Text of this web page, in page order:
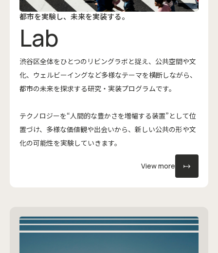
‍都市を実験し、未来を実装する。
Lab
渋谷区全体をひとつのリビングラボと捉え、公共空間や文
化、ウェルビーイングなど多様なテーマを横断しながら、
都市の未来を探求する研究・実装プログラムです。
テクノロジーを“人間的な豊かさを増幅する装置”として位
置づけ、多様な価値観や出会いから、新しい公共の形や文
化の可能性を実験していきます。
View more